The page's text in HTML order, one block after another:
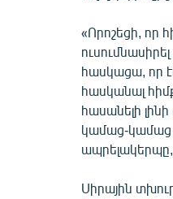
«Որոշեցի, որ
հասկացա, որ էդ
հասկանալ
հասանելի
կամաց-կամաց
ապրելակերպը,
Սիրային